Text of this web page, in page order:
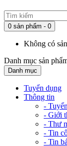
0 sản phẩm - 0
Không có
Danh mục sản
Danh mục
Tuyển dụng
Thông tin
-
- Giới
- Thư
- Tin
- Tin